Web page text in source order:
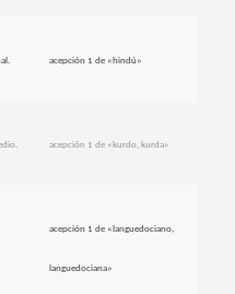
acepción 1 de «hindú»
acepción 1 de «kurdo, kurda»
acepción 1 de «languedociano,
languedociana»